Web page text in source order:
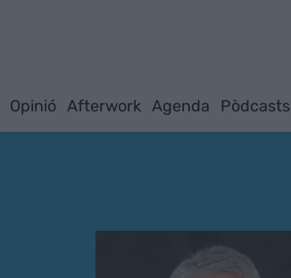
Opinió Afterwork Agenda Pòdcasts